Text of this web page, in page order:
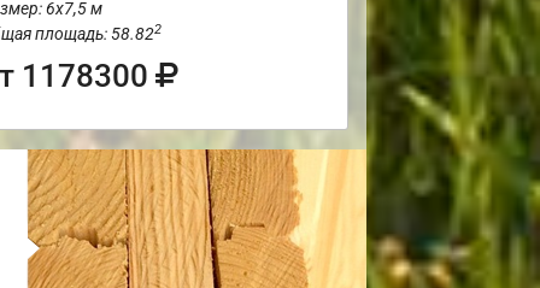
6х7,5 м
площадь: 58.822
1178300